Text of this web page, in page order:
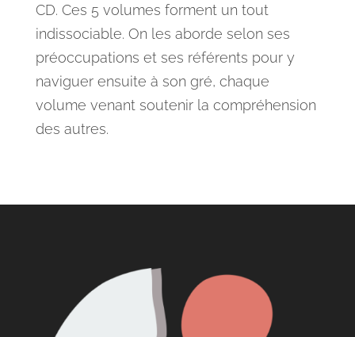
CD. Ces 5 volumes forment un tout
indissociable. On les aborde selon ses
préoccupations et ses référents pour y
naviguer ensuite à son gré, chaque
volume venant soutenir la compréhension
des autres.